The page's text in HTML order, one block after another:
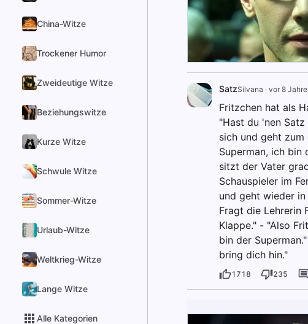
China-Witze
Trockener Humor
Zweideutige Witze
Beziehungswitze
Kurze Witze
Schwule Witze
Sommer-Witze
Urlaub-Witze
Weltkrieg-Witze
Lange Witze
Alle Kategorien
SatzSilvana · vor 8
Fritzchen hat als
"Hast du 'nen
sich und geht
Superman, ich bin
sitzt der Vater
Schauspieler im
und geht wieder in
Fragt die Lehrerin
Klappe." - "Also
bin der
bring dich hin."
1718 235